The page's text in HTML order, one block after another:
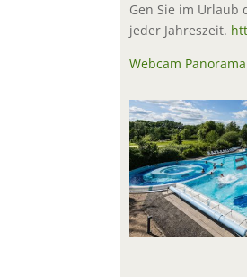
Gen Sie im Urlaub
jeder Jahreszeit.
Webcam